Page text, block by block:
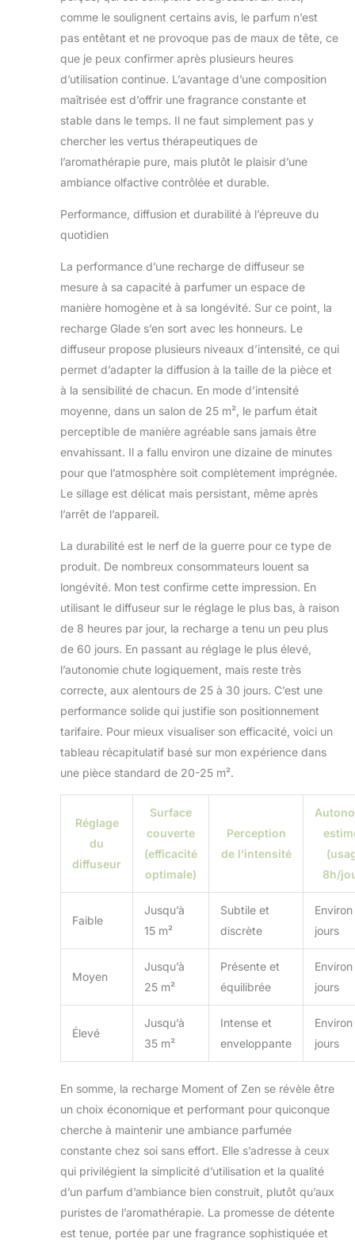
comme le soulignent certains avis, le parfum n’est
pas entêtant et ne provoque pas de maux de tête, ce
que je peux confirmer après plusieurs heures
d’utilisation continue. L’avantage d’une composition
maîtrisée est d’offrir une fragrance constante et
stable dans le temps. Il ne faut simplement pas y
chercher les vertus thérapeutiques de
l’aromathérapie pure, mais plutôt le plaisir d’une
ambiance olfactive contrôlée et durable.
Performance, diffusion et durabilité à l’épreuve du
quotidien
La performance d’une recharge de diffuseur se
mesure à sa capacité à parfumer un espace de
manière homogène et à sa longévité. Sur ce point, la
recharge Glade s’en sort avec les honneurs. Le
diffuseur propose plusieurs niveaux d’intensité, ce qui
permet d’adapter la diffusion à la taille de la pièce et
à la sensibilité de chacun. En mode d’intensité
moyenne, dans un salon de 25 m², le parfum était
perceptible de manière agréable sans jamais être
envahissant. Il a fallu environ une dizaine de minutes
pour que l’atmosphère soit complètement imprégnée.
Le sillage est délicat mais persistant, même après
l’arrêt de l’appareil.
La durabilité est le nerf de la guerre pour ce type de
produit. De nombreux consommateurs louent sa
longévité. Mon test confirme cette impression. En
utilisant le diffuseur sur le réglage le plus bas, à raison
de 8 heures par jour, la recharge a tenu un peu plus
de 60 jours. En passant au réglage le plus élevé,
l’autonomie chute logiquement, mais reste très
correcte, aux alentours de 25 à 30 jours. C’est une
performance solide qui justifie son positionnement
tarifaire. Pour mieux visualiser son efficacité, voici un
tableau récapitulatif basé sur mon expérience dans
une pièce standard de 20-25 m².
Réglage
du
diffuseur
Surface
couverte
(efficacité
optimale)
Perception
de l’intensité
8h/
Faible
Jusqu’à
15 m²
Subtile et
discrète
jours
Moyen
Jusqu’à
25 m²
Présente et
équilibrée
jours
Élevé
Jusqu’à
35 m²
Intense et
enveloppante
jours
En somme, la recharge Moment of Zen se révèle être
un choix économique et performant pour quiconque
cherche à maintenir une ambiance parfumée
constante chez soi sans effort. Elle s’adresse à ceux
qui privilégient la simplicité d’utilisation et la qualité
d’un parfum d’ambiance bien construit, plutôt qu’aux
puristes de l’aromathérapie. La promesse de détente
est tenue, portée par une fragrance sophistiquée et